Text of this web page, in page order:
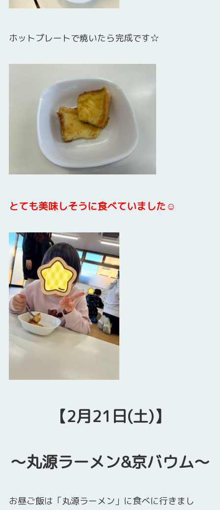
ホットプレートで焼いたら完成です☆
とても美味しそうに食べていました☺
【2月21日(土)】
～丸源ラーメン&京バウム～
お昼ご飯は「丸源ラーメン」に食べに行きまし